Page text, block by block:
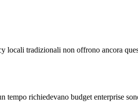
tradizionali non offrono ancora
richiedevano budget enterprise